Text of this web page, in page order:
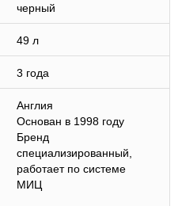
черный
49 л
3 года
Англия
Основан в 1998 году
Бренд
специализированный,
работает по системе
МИЦ